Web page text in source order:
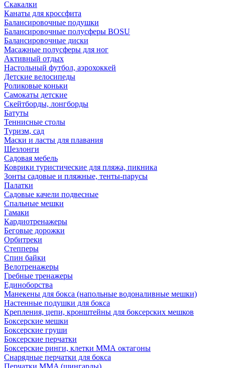
Скакалки
Канаты для кроссфита
Балансировочные подушки
Балансировочные полусферы BOSU
Балансировочные диски
Масажные полусферы для ног
Активный отдых
Настольный футбол, аэрохоккей
Детские велосипеды
Роликовые коньки
Самокаты детские
Скейтборды, лонгборды
Батуты
Теннисные столы
Туризм, сад
Маски и ласты для плавания
Шезлонги
Садовая мебель
Коврики туристические для пляжа, пикника
Зонты садовые и пляжные, тенты-парусы
Палатки
Садовые качели подвесные
Спальные мешки
Гамаки
Кардиотренажеры
Беговые дорожки
Орбитреки
Степперы
Спин байки
Велотренажеры
Гребные тренажеры
Единоборства
Манекены для бокса (напольные водоналивные мешки)
Настенные подушки для бокса
Крепления, цепи, кронштейны для боксерских мешков
Боксерские мешки
Боксерские груши
Боксерские перчатки
Боксерские ринги, клетки ММА октагоны
Снарядные перчатки для бокса
Перчатки MMA (шингарды)